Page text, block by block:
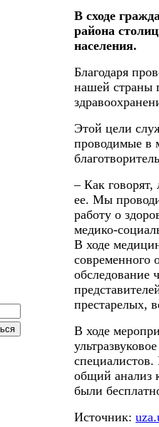
В сходе
района
населения.
Благодаря
нашей страны
Этой цели
проводимые в
– Как говорят,
ее. Мы
работу о
медико-
В ходе
современного
обследование
престарелых,
В ходе
общий анализ
были
Источник: